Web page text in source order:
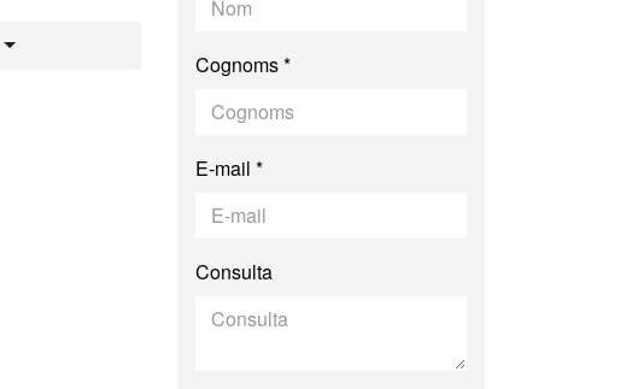
Cognoms *
E-mail *
Consulta